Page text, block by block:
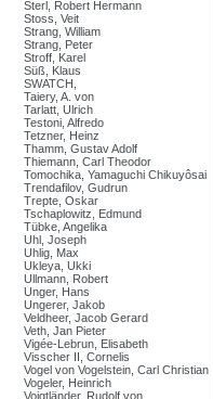
Sterl, Robert Hermann
Stoss, Veit
Strang, William
Strang, Peter
Stroff, Karel
Süß, Klaus
SWATCH,
Taiery, A. von
Tarlatt, Ulrich
Testoni, Alfredo
Tetzner, Heinz
Thamm, Gustav Adolf
Thiemann, Carl Theodor
Tomochika, Yamaguchi Chikuyôsai
Trendafilov, Gudrun
Trepte, Oskar
Tschaplowitz, Edmund
Tübke, Angelika
Uhl, Joseph
Uhlig, Max
Ukleya, Ukki
Ullmann, Robert
Unger, Hans
Ungerer, Jakob
Veldheer, Jacob Gerard
Veth, Jan Pieter
Vigée-Lebrun, Elisabeth
Visscher II, Cornelis
Vogel von Vogelstein, Carl Christian
Vogeler, Heinrich
Voigtländer, Rudolf von